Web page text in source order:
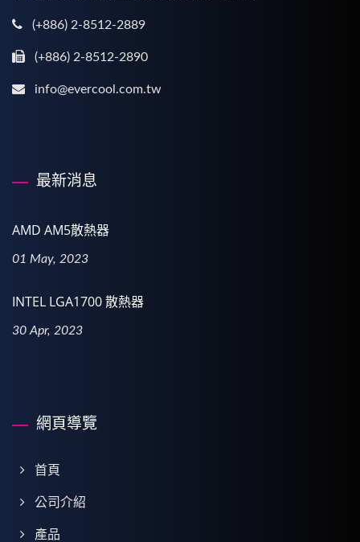
(+886) 2-8512-2889
(+886) 2-8512-2890
info@evercool.com.tw
最新消息
AMD AM5散熱器
01 May, 2023
INTEL LGA1700 散熱器
30 Apr, 2023
網頁導覽
首頁
公司介紹
產品